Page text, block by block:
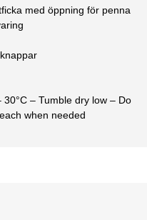
med öppning för penna
30°C – Tumble dry low – Do
when needed